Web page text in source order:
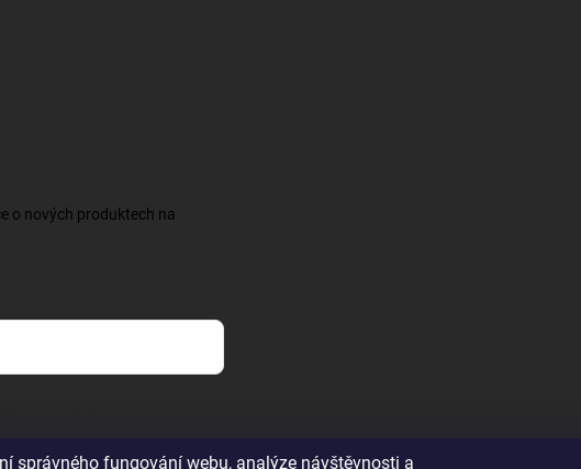
správného fungování webu, analýze návštěvnosti a
o nových produktech na